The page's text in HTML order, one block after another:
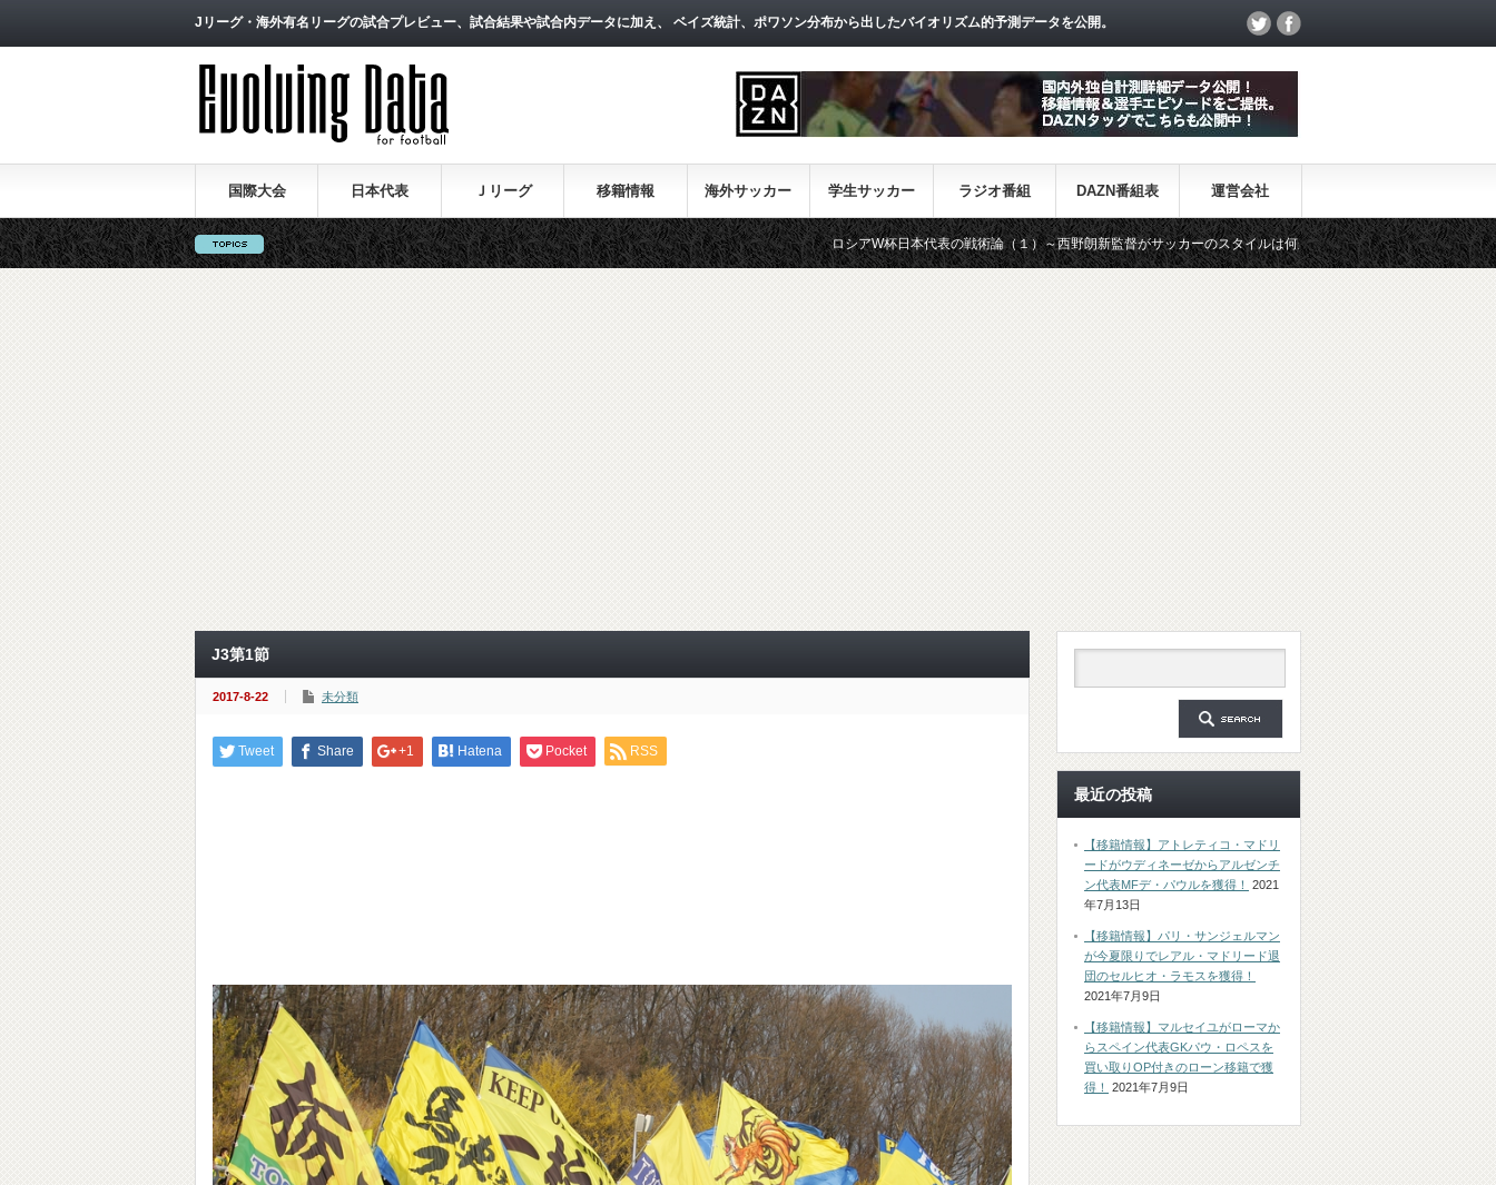
Jリーグ・海外有名リーグの試合プレビュー、試合結果や試合内データに加え、 ベイズ統計、ポワソン分布から出したバイオリズム的予測データを公開。
国際大会 日本代表 Ｊリーグ 移籍情報 海外サッカー 学生サッカー ラジオ番組 DAZN番組表 運営会社
ロシアW杯日本代表の戦術論（１）～西野朗新監督がサッカーのスタイルは何か～ 【一覧】J1・J2・J3リー
J3第1節
2017-8-22 未分類
Tweet Share +1 Hatena Pocket RSS
最近の投稿
【移籍情報】アトレティコ・マドリ
ードがウディネーゼからアルゼンチ
ン代表MFデ・パウルを獲得！
2021
年7月13日
【移籍情報】パリ・サンジェルマン
が今夏限りでレアル・マドリード退
団のセルヒオ・ラモスを獲得！
2021年7月9日
【移籍情報】マルセイユがローマか
らスペイン代表GKパウ・ロペスを
買い取りOP付きのローン移籍で獲
得！
2021年7月9日